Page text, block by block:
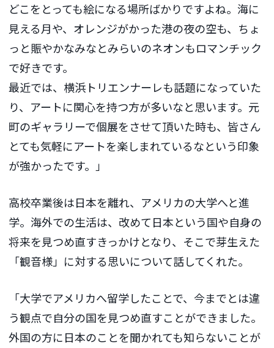
どこをとっても絵になる場所ばかりですよね。海に
見える月や、オレンジがかった港の夜の空も、ちょ
っと賑やかなみなとみらいのネオンもロマンチック
で好きです。
最近では、横浜トリエンナーレも話題になっていた
り、アートに関心を持つ方が多いなと思います。元
町のギャラリーで個展をさせて頂いた時も、皆さん
とても気軽にアートを楽しまれているなという印象
が強かったです。」
高校卒業後は日本を離れ、アメリカの大学へと進
学。海外での生活は、改めて日本という国や自身の
将来を見つめ直すきっかけとなり、そこで芽生えた
「観音様」に対する思いについて話してくれた。
「大学でアメリカへ留学したことで、今までとは違
う観点で自分の国を見つめ直すことができました。
外国の方に日本のことを聞かれても知らないことが